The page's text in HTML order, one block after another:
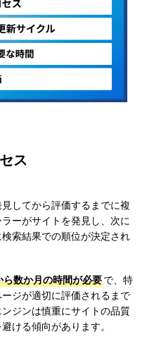
ス
してから評価するまでに複
ーがサイトを発見し、次に
索結果での順位が決定され
数か月の時間が必要で、特
ジが適切に評価されるまで
ジンは慎重にサイトの品質
ける傾向があります。